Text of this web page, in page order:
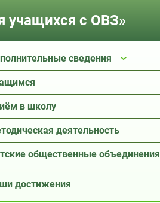
с ОВЗ»
сведения
в школу
деятельность
общественные объединения
достижения